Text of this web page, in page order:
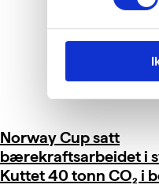
Norway Cup satt
bærekraftsarbeidet i
Kuttet 40 tonn CO₂ i